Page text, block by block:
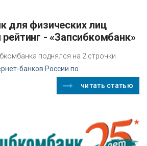
- «Запсибкомбанк»
поднялся на 2 строчки
банков России по
читать статью